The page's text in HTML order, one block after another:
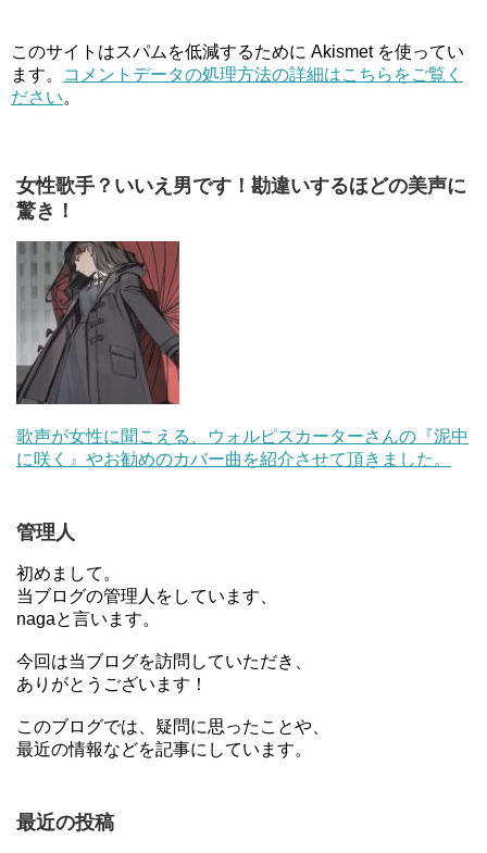
このサイトはスパムを低減するために Akismet を使ってい
ます。
コメントデータの処理方法の詳細はこちらをご覧く
ださい。
女性歌手？いいえ男です！勘違いするほどの美声に
驚き！
歌声が女性に聞こえる、ウォルピスカーターさんの『泥中
に咲く』やお勧めのカバー曲を紹介させて頂きました。
管理人
初めまして。
当ブログの管理人をしています、
nagaと言います。
今回は当ブログを訪問していただき、
ありがとうございます！
このブログでは、疑問に思ったことや、
最近の情報などを記事にしています。
最近の投稿